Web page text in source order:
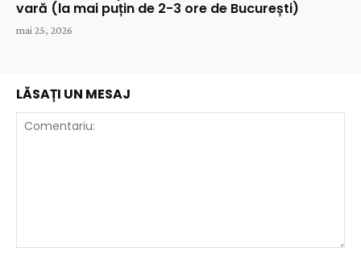
vară (la mai puțin de 2-3 ore de București)
mai 25, 2026
LĂSAȚI UN MESAJ